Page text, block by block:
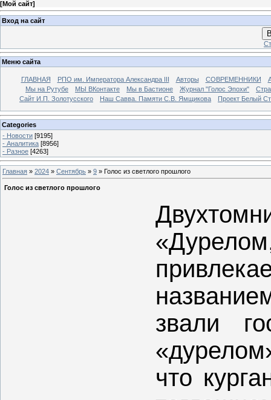
[Мой сайт]
Вход на сайт
Меню сайта
ГЛАВНАЯ РПО им. Императора Александра III Авторы СОВРЕМЕННИКИ
Мы на Рутубе
МЫ ВКонтакте Мы в Бастионе Журнал "Голос Эпохи"
Сайт И.П. Золотусского
Наш Савва. Памяти С.В. Ямщикова Проект Белый
Categories
- Новости [9195]
- Аналитика [8956]
- Разное [4263]
Главная » 2024 » Сентябрь » 9 » Голос из светлого прошлого
Голос из светлого прошлого
звали
что